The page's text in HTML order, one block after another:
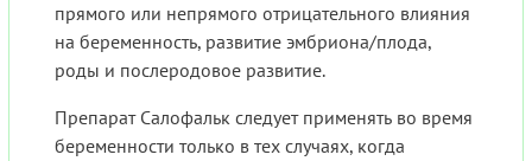
прямого или непрямого отрицательного влияния
на беременность, развитие эмбриона/плода,
роды и послеродовое развитие.
Препарат Салофальк следует применять во время
беременности только в тех случаях, когда